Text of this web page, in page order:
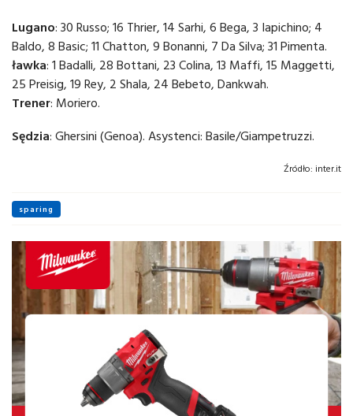
Lugano: 30 Russo; 16 Thrier, 14 Sarhi, 6 Bega, 3 Iapichino; 4
Baldo, 8 Basic; 11 Chatton, 9 Bonanni, 7 Da Silva; 31 Pimenta.
ławka: 1 Badalli, 28 Bottani, 23 Colina, 13 Maffi, 15 Maggetti,
25 Preisig, 19 Rey, 2 Shala, 24 Bebeto, Dankwah.
Trener: Moriero.
Sędzia: Ghersini (Genoa). Asystenci: Basile/Giampetruzzi.
Źródło: inter.it
sparing